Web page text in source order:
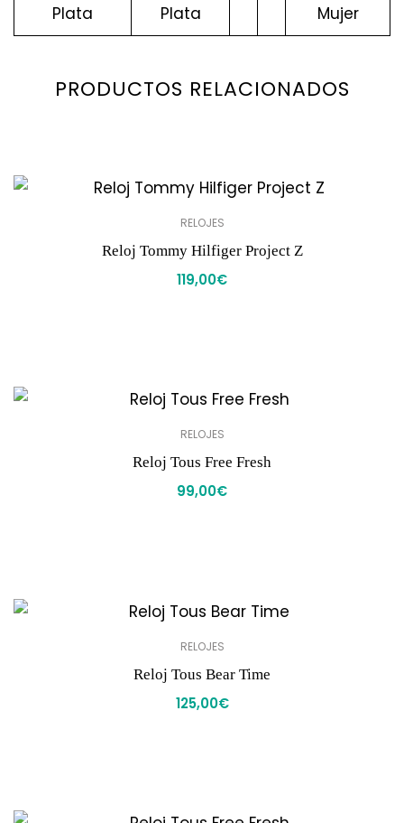
Plata
Plata
Mujer
PRODUCTOS RELACIONADOS
RELOJES
Reloj Tommy Hilfiger Project Z
119,00€
RELOJES
Reloj Tous Free Fresh
99,00€
RELOJES
Reloj Tous Bear Time
125,00€